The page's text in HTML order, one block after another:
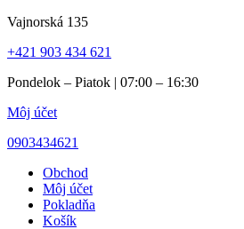
Preskočiť
obsah
Vajnorská 135
+421 903 434 621
Pondelok – Piatok | 07:00 – 16:30
Môj účet
0903434621
Obchod
Môj účet
Pokladňa
Košík